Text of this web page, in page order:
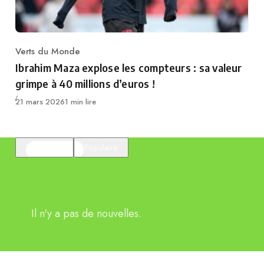
Category
Verts du Monde
Ibrahim Maza explose les compteurs : sa valeur
grimpe à 40 millions d’euros !
Publié
21 mars 20261 min lire
Il n'y a pas de nouvelles.